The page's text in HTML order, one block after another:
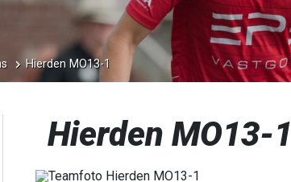
Hierden MO13-1
Hierden MO13-1